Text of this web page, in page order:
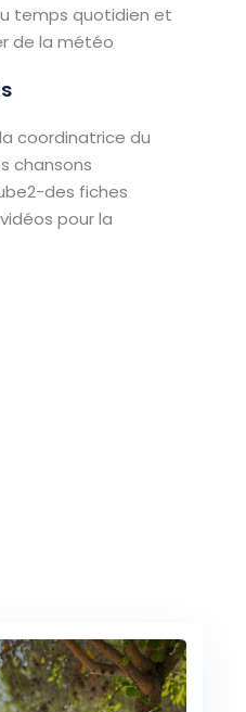
temps quotidien et
de la météo
coordinatrice du
chansons
des fiches
pour la